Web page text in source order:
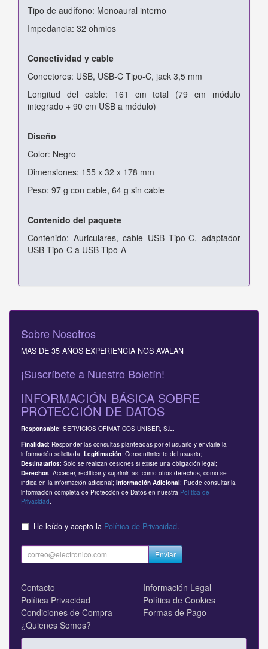
Tipo de audífono: Monoaural interno
Impedancia: 32 ohmios
Conectividad y cable
Conectores: USB, USB-C Tipo-C, jack 3,5 mm
Longitud del cable: 161 cm total (79 cm módulo
integrado + 90 cm USB a módulo)
Diseño
Color: Negro
Dimensiones: 155 x 32 x 178 mm
Peso: 97 g con cable, 64 g sin cable
Contenido del paquete
Contenido: Auriculares, cable USB Tipo-C, adaptador
USB Tipo-C a USB Tipo-A
Sobre Nosotros
MAS DE 35 AÑOS EXPERIENCIA NOS AVALAN
¡Suscríbete a Nuestro Boletín!
INFORMACIÓN BÁSICA SOBRE
PROTECCIÓN DE DATOS
Responsable: SERVICIOS OFIMATICOS UNISER, S.L.
Finalidad: Responder las consultas planteadas por el usuario y enviarle la
información solicitada; Legitimación: Consentimiento del usuario;
Destinatarios: Solo se realizan cesiones si existe una obligación legal;
Derechos: Acceder, rectificar y suprimir, así como otros derechos, como se
indica en la información adicional; Información Adicional: Puede consultar la
información completa de Protección de Datos en nuestra Política de
Privacidad
He leído y acepto la Política de Privacidad.
Enviar
Contacto
Información Legal
Política Privacidad
Política de Cookies
Condiciones de Compra
Formas de Pago
¿Quienes Somos?